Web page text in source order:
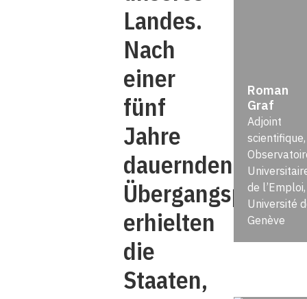
Landes.
Nach
einer
fünf
Jahre
dauernden
Übergangsphase
erhielten
die
Staaten,
Roman
Graf
Adjoint
de l’Emploi,
Université
Genève